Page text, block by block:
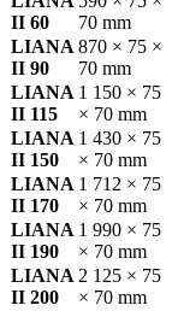
II 60
70 mm
LIANA
II 90
870 × 75 ×
70 mm
LIANA
II 115
1 150 × 75
× 70 mm
LIANA
II 150
1 430 × 75
× 70 mm
LIANA
II 170
1 712 × 75
× 70 mm
LIANA
II 190
1 990 × 75
× 70 mm
LIANA
II 200
2 125 × 75
× 70 mm